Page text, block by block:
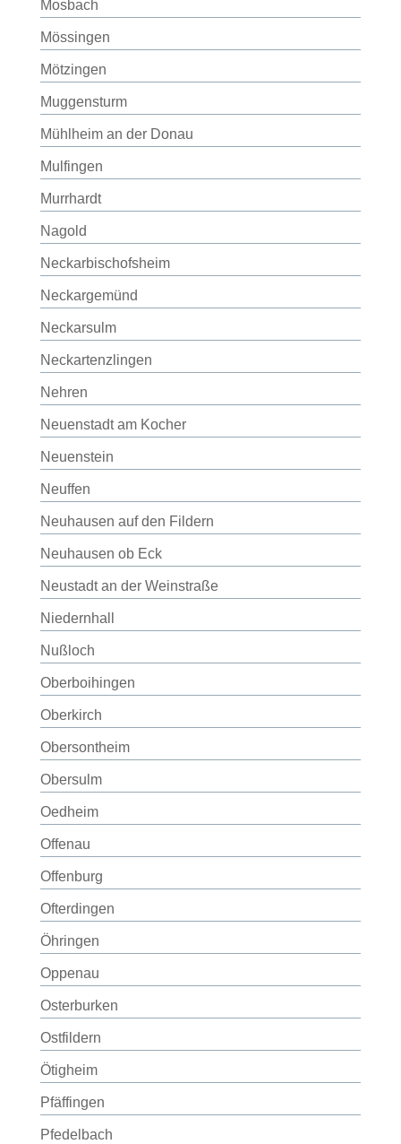
Mosbach
Mössingen
Mötzingen
Muggensturm
Mühlheim an der Donau
Mulfingen
Murrhardt
Nagold
Neckarbischofsheim
Neckargemünd
Neckarsulm
Neckartenzlingen
Nehren
Neuenstadt am Kocher
Neuenstein
Neuffen
Neuhausen auf den Fildern
Neuhausen ob Eck
Neustadt an der Weinstraße
Niedernhall
Nußloch
Oberboihingen
Oberkirch
Obersontheim
Obersulm
Oedheim
Offenau
Offenburg
Ofterdingen
Öhringen
Oppenau
Osterburken
Ostfildern
Ötigheim
Pfäffingen
Pfedelbach